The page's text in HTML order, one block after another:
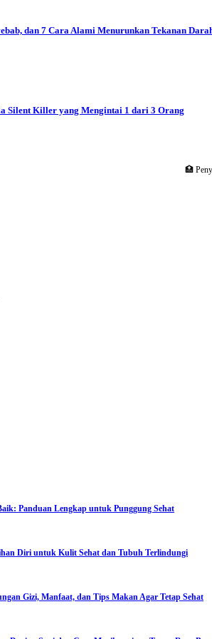
dan 7 Cara Alami Menurunkan Tekanan
Silent Killer yang Mengintai 1 dari 3 Orang
🏥
Panduan Lengkap untuk Punggung Sehat
Diri untuk Kulit Sehat dan Tubuh Terlindungi
Gizi, Manfaat, dan Tips Makan Agar Tetap Sehat